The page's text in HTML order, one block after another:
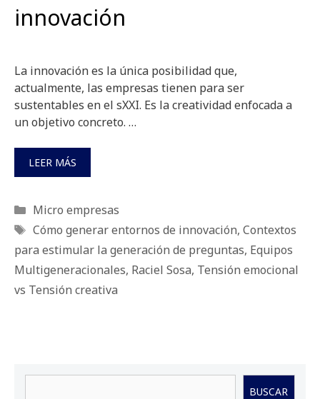
innovación
La innovación es la única posibilidad que,
actualmente, las empresas tienen para ser
sustentables en el sXXI. Es la creatividad enfocada a
un objetivo concreto. …
LEER MÁS
Categorías
Micro empresas
Etiquetas
Cómo generar entornos de innovación, Contextos
para estimular la generación de preguntas, Equipos
Multigeneracionales, Raciel Sosa, Tensión emocional
vs Tensión creativa
BUSCAR